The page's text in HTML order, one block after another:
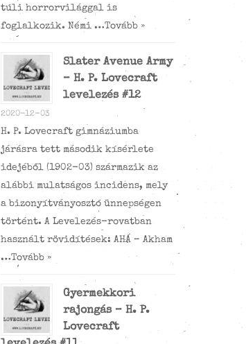
túli horrorvilággal is
foglalkozik. Némi …Tovább »
Slater Avenue Army
– H. P. Lovecraft
levelezés #12
2020-12-03
H. P. Lovecraft gimnáziumba
járásra tett második kísérlete
idejéből (1902-03) származik az
alábbi mulatságos incidens, mely
a bizonyítványosztó ünnepségen
történt. A Levelezés-rovatban
használt rövidítések: AHÁ – Akham
…Tovább »
Gyermekkori
rajongás – H. P.
Lovecraft